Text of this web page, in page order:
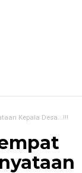
Kepala Desa...!!!